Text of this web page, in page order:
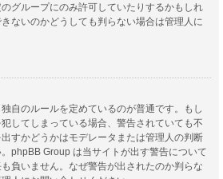
グループにのみ許可していたりするかもしれ
ないのかどうしても判らない場合は管理人に
自のルールを定めているのが普通です。もし
してしまっている場合、警告されていても不
すかどうかはモデレータまたは管理人の判断
phpBB Group は当サイトが出す警告について
負いません。なぜ警告が出されたのか判らな